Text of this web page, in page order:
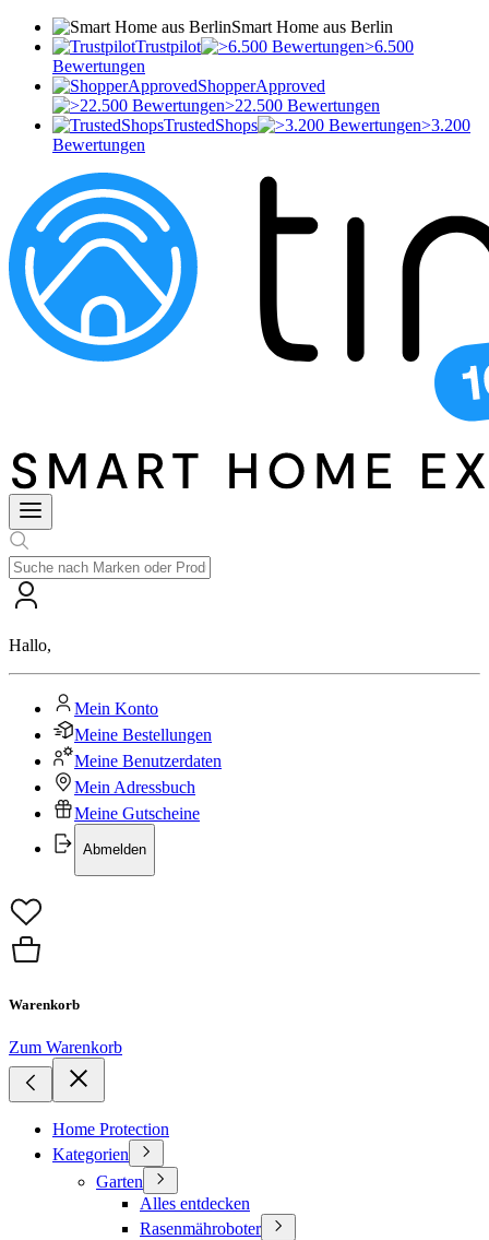
Smart Home aus Berlin
Trustpilot
>6.500
Bewertungen
ShopperApproved
>22.500 Bewertungen
TrustedShops
>3.200
Bewertungen
Hallo,
Mein Konto
Meine Bestellungen
Meine Benutzerdaten
Mein Adressbuch
Meine Gutscheine
Abmelden
Warenkorb
Zum Warenkorb
Home Protection
Kategorien
Garten
Alles entdecken
Rasenmähroboter